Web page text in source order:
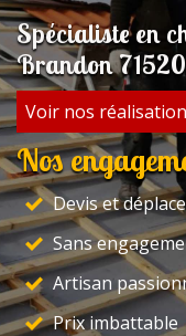
Spécialiste en
Brandon 71520
Voir nos
Nos
Devis et
Sans
Artisan
Prix imbattable